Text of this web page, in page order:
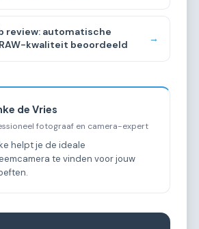
review: automatische
kwaliteit beoordeeld
→
de Vries
fotograaf en camera-expert
helpt je de ideale
te vinden voor jouw